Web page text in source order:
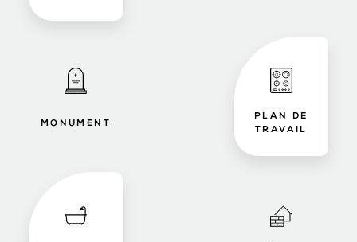
MONUMENT
PLAN DE
TRAVAIL